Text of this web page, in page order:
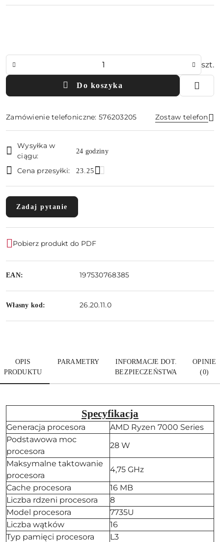
szt.
Do koszyka
Zamówienie telefoniczne: 576203205 Zostaw telefon
i
dostawa
Wysyłka w
ciągu:
24 godziny
Cena przesyłki: 23.25
Zadaj pytanie
Pobierz produkt do PDF
EAN: 197530768385
Własny kod: 26.20.11.0
OPIS
PRODUKTU
PARAMETRY
INFORMACJE DOT.
BEZPIECZEŃSTWA
OPINIE
(0)
Specyfikacja
Generacja procesora
AMD Ryzen 7000 Series
Podstawowa moc
procesora
28 W
Maksymalne taktowanie
procesora
4,75 GHz
Cache procesora
16 MB
Liczba rdzeni procesora
8
Model procesora
7735U
Liczba wątków
16
Typ pamięci procesora
L3